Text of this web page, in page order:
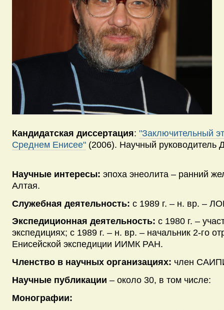
Кандидатская диссертация: "Заключительный
Среднем Енисее"(2006). Научный руководитель
Научные интересы: эпоха энеолита – ранний
Алтая.
Служебная деятельность: с 1989 г. – н. вр. –
Экспедиционная деятельность: с 1980 г. –
экспедициях; с 1989 г. – н. вр. – начальник 2-го
Енисейской экспедиции ИИМК РАН.
Членство в научных организациях: член
Научные публикации – около 30, в том числе:
Монографии: